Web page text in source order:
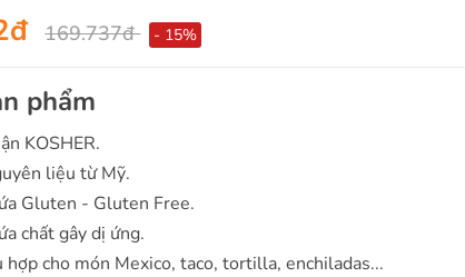
169.737đ - 15%
phẩm
KOSHER.
liệu từ Mỹ.
Gluten - Gluten Free.
chất gây dị ứng.
hợp cho món Mexico, taco, tortilla, enchiladas...